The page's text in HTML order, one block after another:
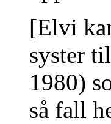
[Elvi
syster
1980)
så fall